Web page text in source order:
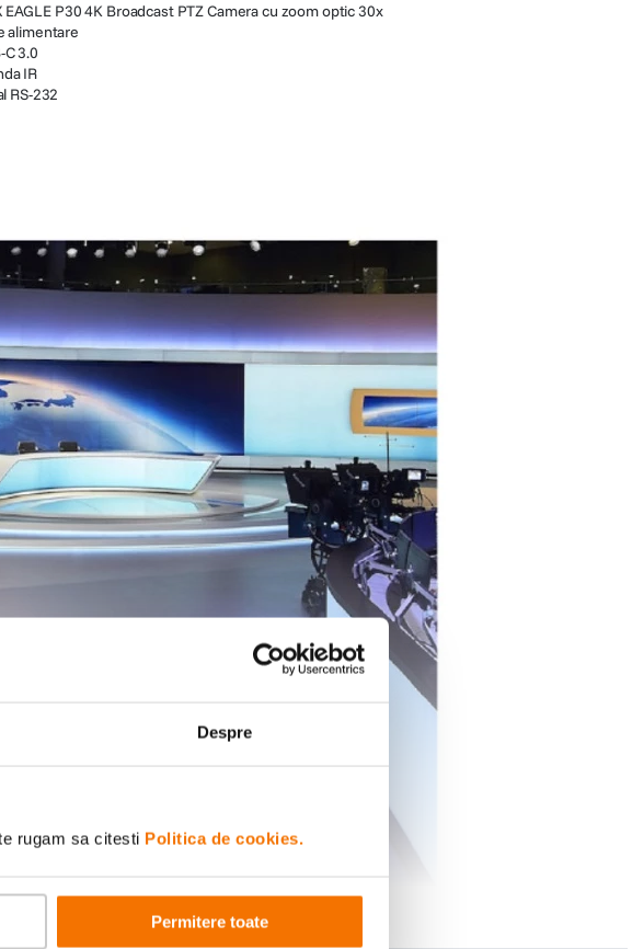
Despre
rugam sa citesti Politica de cookies.
Permitere toate
EAGLE P30 4K Broadcast PTZ Camera cu zoom optic 30x
alimentare
C 3.0
IR
RS-232